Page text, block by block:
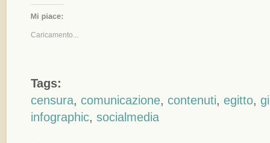
Caricamento...
Tags:
censura, comunicazione, contenuti, egitto,
infographic, socialmedia